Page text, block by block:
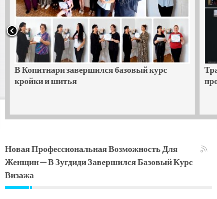
Травма-
процессе поддержки
Новая Профессиональная Возможность Для
Женщин — В Зугдиди Завершился Базовый Курс
Визажа